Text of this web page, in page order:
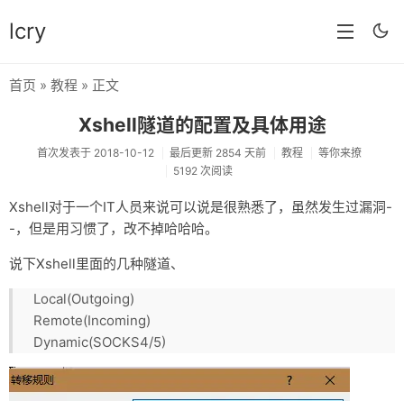
lcry
分类
分享
技术
留言
首页 » 教程 » 正文
Xshell隧道的配置及具体用途
首次发表于 2018-10-12 最后更新 2854 天前 教程
等你来撩
5192 次阅读
Xshell对于一个IT人员来说可以说是很熟悉了，虽然发生过漏洞-
-，但是用习惯了，改不掉哈哈哈。
说下Xshell里面的几种隧道、
Local(Outgoing)
Remote(Incoming)
Dynamic(SOCKS4/5)